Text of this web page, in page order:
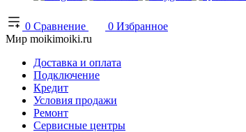
0 Сравнение 0 Избранное
Мир moikimoiki.ru
Доставка и оплата
Подключение
Кредит
Условия продажи
Ремонт
Сервисные центры